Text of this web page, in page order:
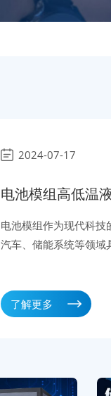
2024-07-17
电池模组高低温
电池模组作为现代科技
汽车、储能系统等领域
冷却液的加注和排出方
护。
了解更多